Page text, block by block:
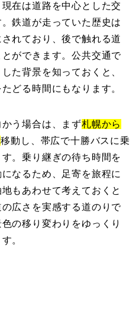
在は道路を中心とした交
鉄道が走っていた歴史は
れており、後で触れる道
ができます。公共交通で
た背景を知っておくと、
どる時間にもなります。
う場合は、まず札幌から
移動し、帯広で十勝バスに乗
。乗り継ぎの待ち時間を
なるため、足寄を旅程に
もあわせて考えておくと
広さを実感する道のりで
の移り変わりをゆっくり
。